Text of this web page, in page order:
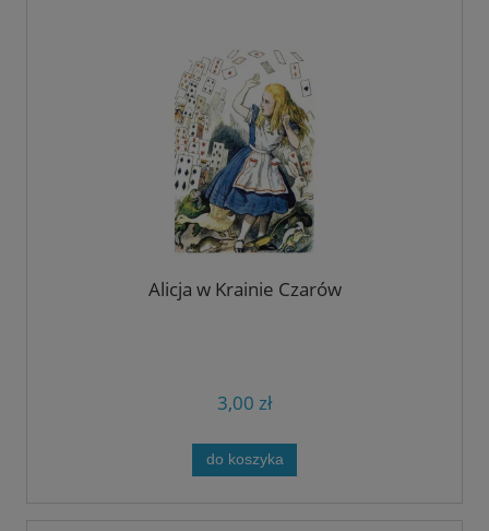
Alicja w Krainie Czarów
3,00 zł
do koszyka